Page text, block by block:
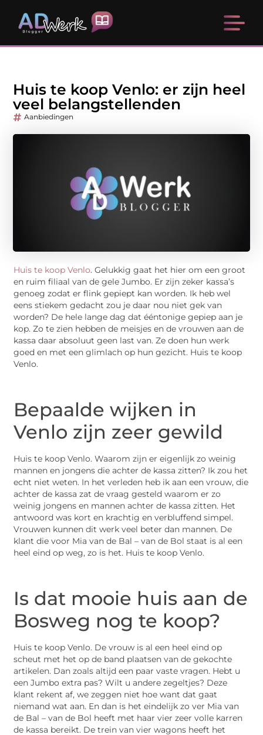
Huis te koop Venlo: er zijn heel
veel belangstellenden
Aanbiedingen
Huis te koop Venlo. Gelukkig gaat het hier om een groot
en ruim filiaal van de gele Jumbo. Er zijn zeker kassa’s
genoeg zodat er flink gepiept kan worden. Ik heb wel
eens stiekem gedacht zou je daar nou niet gek van
worden? De hele lange dag dat ééntonige gepiep aan je
kop. Zo te zien hebben de meisjes en de vrouwen aan de
kassa daar absoluut geen last van. Ze doen hun werk
goed en met een glimlach op hun gezicht. Huis te koop
Venlo.
Bepaalde wijken in
Venlo zijn zeer gewild
Huis te koop Venlo. Waarom zijn er eigenlijk zo weinig
mannen en jongens die achter de kassa zitten? Ik zou het
echt niet weten. In het verleden heb ik aan een vrouw, die
achter de kassa zat de vraag gesteld waarom er zo
weinig jongens en mannen achter de kassa zitten. Het
antwoord was kort en krachtig en verbluffend simpel.
Vrouwen kunnen dit werk veel beter dan mannen. De
klant die voor Mia van de Bal – van de Bol staat is al een
heel eind op weg, zo is het. Huis te koop Venlo.
Is dat mooie huis aan de
Bosweg nog te koop?
Huis te koop Venlo. De vrouw is al een heel eind op
scheut met het op de band plaatsen van de gekochte
artikelen. Dan zoals altijd een paar vaste vragen. Hebt u
een Jumbo extra pas? Wilt u andere zegeltjes? Deze
klant rekent af, we zeggen niet hoe want dat gaat
niemand wat aan. En dan is het eindelijk zo ver Mia van
de Bal – van de Bol heeft met haar vier zeer volle karren
de kassa bereikt. De trein van vier wagons heeft het